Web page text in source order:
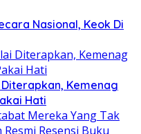
Nasional, Keok Di
Kemenag
Hati